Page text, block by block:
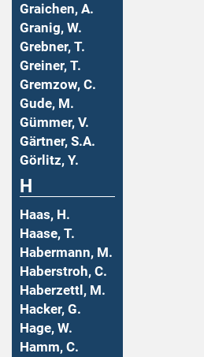
Graichen, A.
Granig, W.
Grebner, T.
Greiner, T.
Gremzow, C.
Gude, M.
Gümmer, V.
Gärtner, S.A.
Görlitz, Y.
H
Haas, H.
Haase, T.
Habermann, M.
Haberstroh, C.
Haberzettl, M.
Hacker, G.
Hage, W.
Hamm, C.